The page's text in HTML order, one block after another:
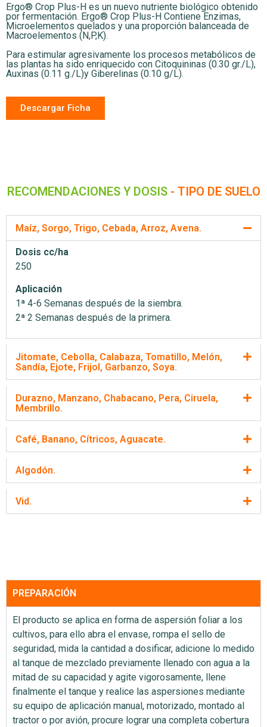
Ergo® Crop Plus-H es un nuevo nutriente biológico obtenido
por fermentación. Ergo® Crop Plus-H Contiene Enzimas,
Microelementos quelados y una proporción balanceada de
Macroelementos (N,P,K).
Para estimular agresivamente los procesos metabólicos de
las plantas ha sido enriquecido con Citoquininas (0.30 gr./L),
Auxinas (0.11 g./L)y Giberelinas (0.10 g/L).
Descargar Ficha
RECOMENDACIONES Y DOSIS - TIPO DE SUELO
Maíz, Sorgo, Trigo, Cebada, Arroz, Avena.
Dosis cc/ha
250
Aplicación
1ª 4-6 Semanas después de la siembra.
2ª 2 Semanas después de la primera.
Jitomate, Cebolla, Calabaza, Tomatillo, Melón,
Sandía, Ejote, Frijol, Garbanzo, Soya.
Durazno, Manzano, Chabacano, Pera, Ciruela,
Membrillo.
Café, Banano, Cítricos, Aguacate.
Algodón.
Vid.
PREPARACIÓN
El producto se aplica en forma de aspersión foliar a los
cultivos, para ello abra el envase, rompa el sello de
seguridad, mida la cantidad a dosificar, adicione lo medido
al tanque de mezclado previamente llenado con agua a la
mitad de su capacidad y agite vigorosamente, llene
finalmente el tanque y realice las aspersiones mediante
su equipo de aplicación manual, motorizado, montado al
tractor o por avión, procure lograr una completa cobertura